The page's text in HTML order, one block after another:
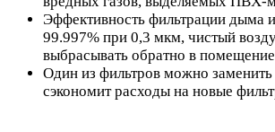
Эффективность фильтрации дыма
99.997% при 0,3 мкм, чистый
выбрасывать обратно в помещение
Один из фильтров можно заменить
сэкономит расходы на новые